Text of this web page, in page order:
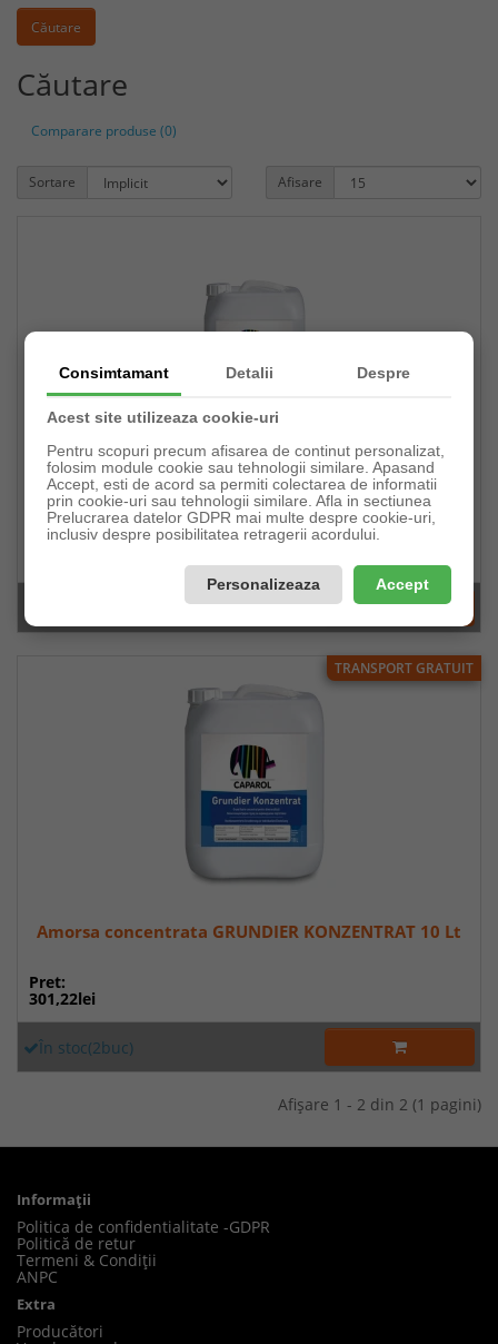
Căutare
Comparare produse (0)
Sortare Afisare
Amorsa concentrata GRUNDIER KONZENTRAT 1 Lt
Pret:
TRANSPORT GRATUIT
Amorsa concentrata GRUNDIER KONZENTRAT 10 Lt
Pret:
301,22lei
În stoc(2buc)
Afişare 1 - 2 din 2 (1 pagini)
Informaţii
Politica de confidentialitate -GDPR
Politică de retur
Termeni & Condiții
ANPC
Extra
Producători
Consimtamant Detalii Despre
Acest site utilizeaza cookie-uri
Pentru scopuri precum afisarea de continut personalizat,
folosim module cookie sau tehnologii similare. Apasand
Accept, esti de acord sa permiti colectarea de informatii
prin cookie-uri sau tehnologii similare. Afla in sectiunea
Prelucrarea datelor GDPR mai multe despre cookie-uri,
inclusiv despre posibilitatea retragerii acordului.
Personalizeaza Accept